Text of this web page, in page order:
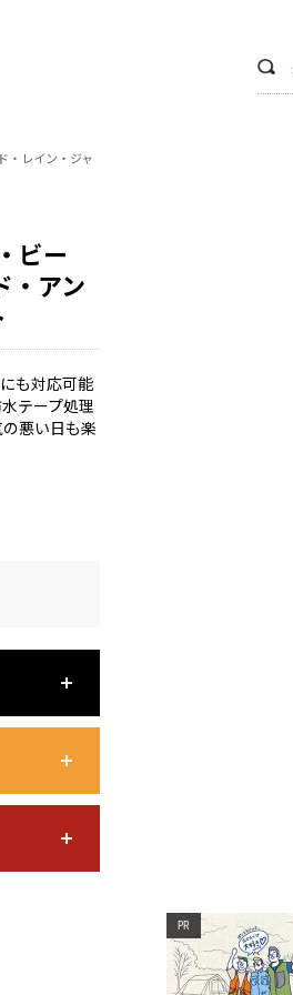
・レイン・ジャ
た三角形の 袖口と両裾脇はゴムが入っている。
ビー
・アン
も対応可能
テープ処理
悪い日も楽
PR